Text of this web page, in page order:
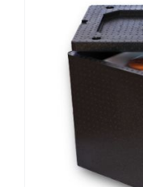
Food Service y
91 629 17 10